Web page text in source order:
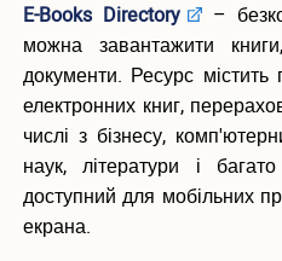
E-Books Directory
–
можна завантажити
документи. Ресурс
електронних книг,
числі з бізнесу,
наук, літератури і
доступний для мобільних
екрана.